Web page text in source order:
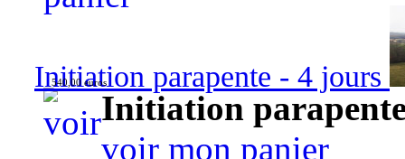
Initiation parapente - 4 jours
540,00 euros
Initiation
voir mon panier